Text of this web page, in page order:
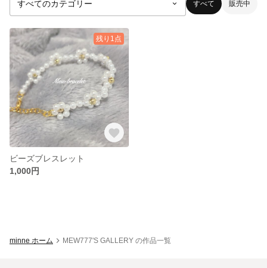
すべて 販売中
残り1点
ビーズブレスレット
1,000円
minne ホーム MEW777'S GALLERY の作品一覧